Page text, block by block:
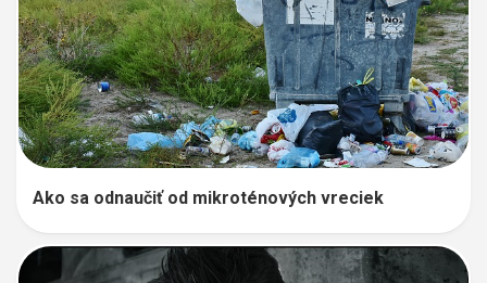
Ako sa odnaučiť od mikroténových vreciek